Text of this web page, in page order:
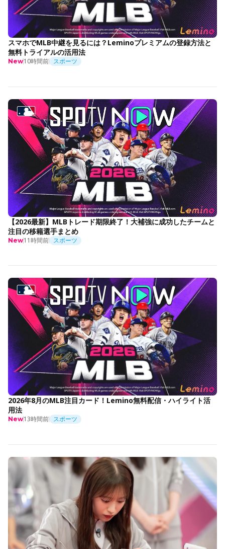
スマホでMLB中継を見るには？Leminoプレミアムの登録方法と
無料トライアルの活用法
New10時間前 スポーツ
【2026最新】MLBトレード期限終了！大補強に成功したチームと
注目の移籍選手まとめ
New11時間前 スポーツ
2026年8月のMLB注目カード！Lemino無料配信・ハイライト活
用法
New13時間前 スポーツ